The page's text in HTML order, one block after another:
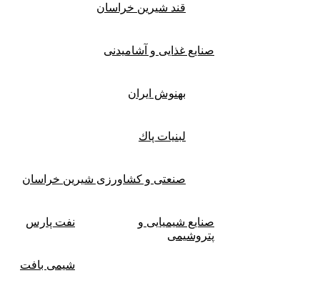
قند شیرین خراسان
صنایع غذايی و آشاميدنی
بهنوش ایران
لبنيات پاك
صنعتی و کشاورزی شیرین خراسان
صنایع شیمیایی و
پتروشیمی
نفت پارس
شیمی بافت